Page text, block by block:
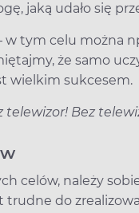
jaką udało się
tym celu można
że samo
wielkim sukcesem.
telewizor! Bez
celów, należy
do